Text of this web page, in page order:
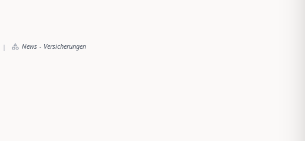
| News - Versicherungen